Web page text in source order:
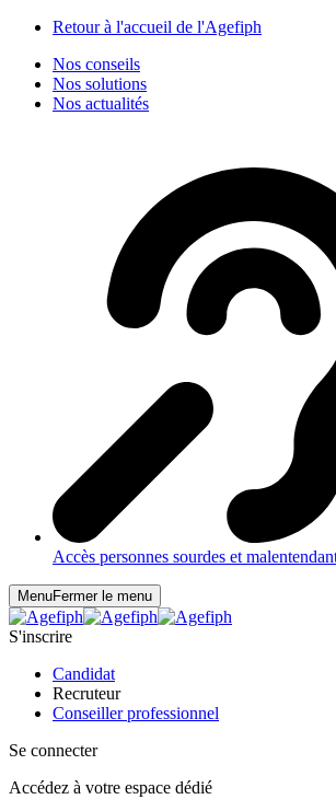
Retour à l'accueil de l'Agefiph
Nos conseils
Nos solutions
Nos actualités
Accès personnes sourdes et
MenuFermer le menu
S'inscrire
Candidat
Recruteur
Conseiller professionnel
Se connecter
Accédez à votre espace dédié